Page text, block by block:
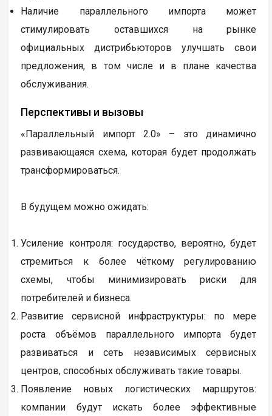
Наличие параллельного импорта может
стимулировать оставшихся на рынке
официальных дистрибьюторов улучшать свои
предложения, в том числе и в плане качества
обслуживания.
Перспективы и вызовы
«Параллельный импорт 2.0» – это динамично
развивающаяся схема, которая будет продолжать
трансформироваться.
В будущем можно ожидать:
Усиление контроля: государство, вероятно, будет
стремиться к более чёткому регулированию
схемы, чтобы минимизировать риски для
потребителей и бизнеса.
Развитие сервисной инфраструктуры: по мере
роста объёмов параллельного импорта будет
развиваться и сеть независимых сервисных
центров, способных обслуживать такие товары.
Появление новых логистических маршрутов:
компании будут искать более эффективные